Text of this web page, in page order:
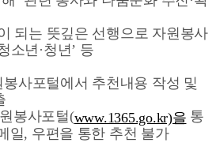
되는 뜻깊은 선행으로 자원봉사
소년·청년’ 등
사포털에서 추천내용 작성 및
포털(www.1365.go.kr)을 통
일, 우편을 통한 추천 불가